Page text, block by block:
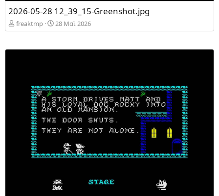
2026-05-28 12_39_15-Greenshot.jpg
freaktmp 28 Mαϊ 2026